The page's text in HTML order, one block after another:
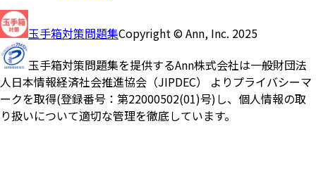
玉手箱対策問題集Copyright © Ann, Inc. 2025
玉手箱対策問題集を提供するAnn株式会社は一般財団法
人日本情報経済社会推進協会（JIPDEC） よりプライバシーマ
ークを取得(登録番号：第22000502(01)号)し、個人情報の取
り扱いについて適切な管理を徹底しています。